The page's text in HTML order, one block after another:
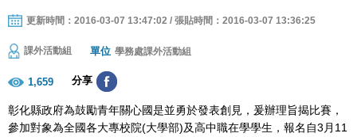
更新時間：2016-03-07 13:47:02 / 張貼時間：2016-03-07 13:36:25
課外活動組 單位 學務處課外活動組
1,659 分享
彰化縣政府為鼓勵青年關心國是並勇於發表創見，爰辦理旨揭比賽，
參加對象為全國各大專校院(大學部)及高中職在學學生，報名自3月11